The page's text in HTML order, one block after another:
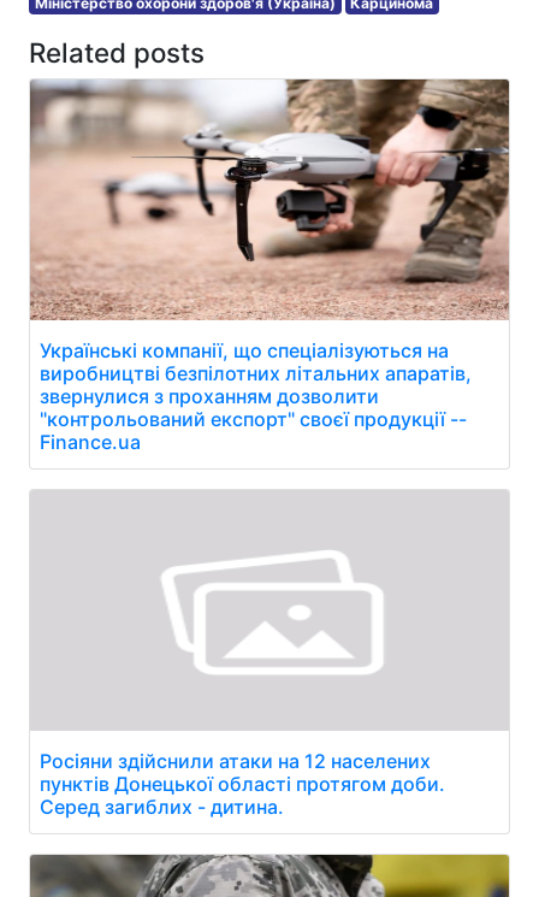
Related posts
Українські компанії, що спеціалізуються на
виробництві безпілотних літальних апаратів,
звернулися з проханням дозволити
"контрольований експорт" своєї продукції --
Finance.ua
Росіяни здійснили атаки на 12 населених
пунктів Донецької області протягом доби.
Серед загиблих - дитина.